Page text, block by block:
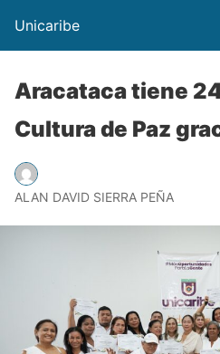
Unicaribe
Aracataca tiene
Cultura de Paz
ALAN DAVID SIERRA PEÑA